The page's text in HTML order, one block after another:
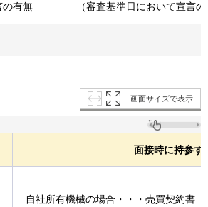
の有無
（審査基準日において宣言
画面サイズで表示
面接時に持参す
自社所有機械の場合・・・売買契約書